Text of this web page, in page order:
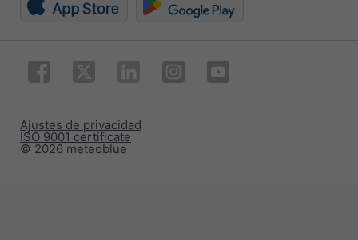
© 2026 meteoblue
ISO 9001 certificate
Ajustes de privacidad